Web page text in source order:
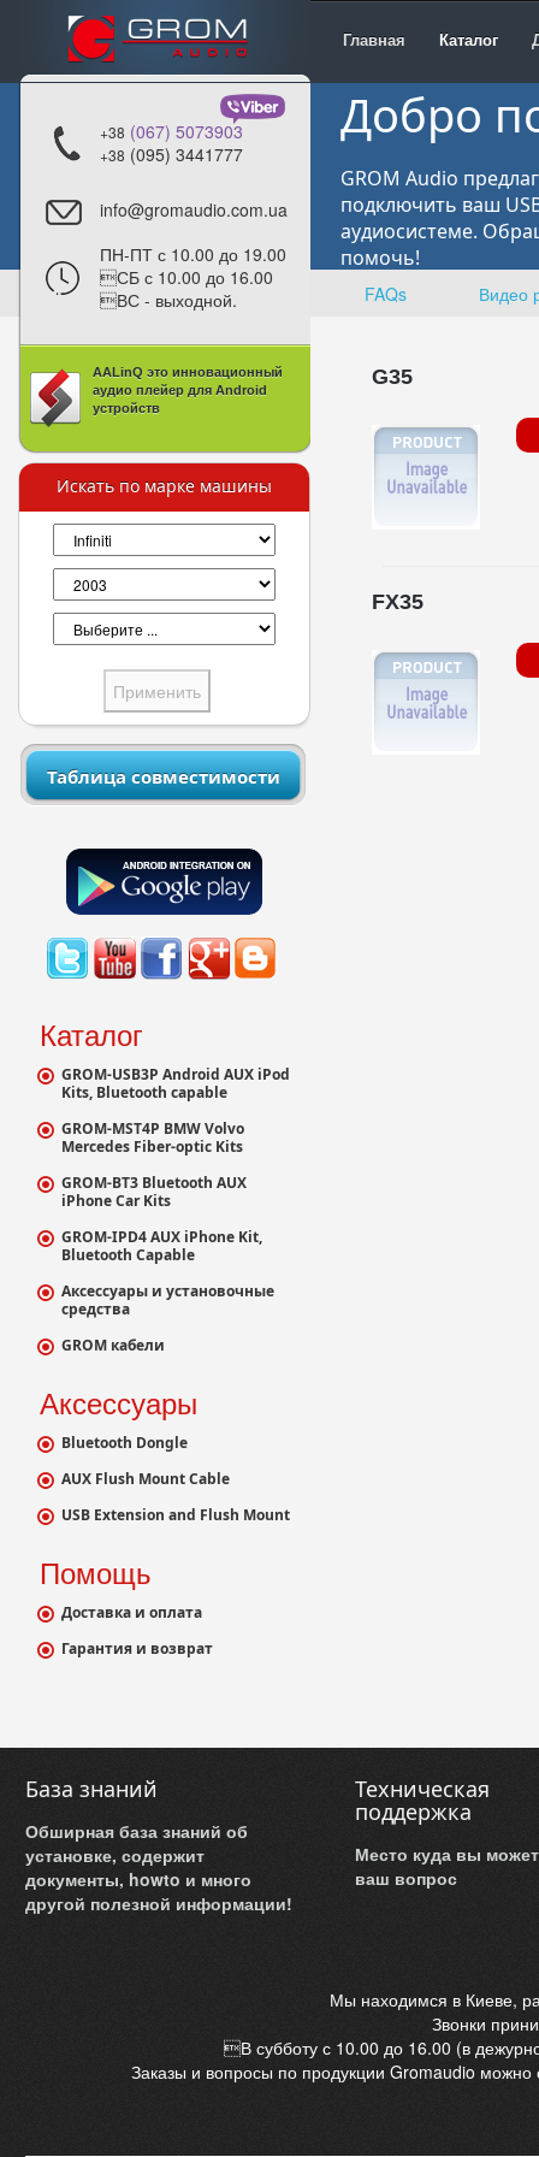
Главная Каталог
+38 (067) 5073903
+38 (095) 3441777
info@gromaudio.com.ua
ПН-ПТ с 10.00 до 19.00
СБ с 10.00 до 16.00
ВС - выходной.
AALinQ это инновационный
аудио плейер для Android
устройств
Искать по марке машины
Таблица совместимости
Каталог
GROM-USB3P Android AUX iPod
Kits, Bluetooth capable
GROM-MST4P BMW Volvo
Mercedes Fiber-optic Kits
GROM-BT3 Bluetooth AUX
iPhone Car Kits
GROM-IPD4 AUX iPhone Kit,
Bluetooth Capable
Аксессуары и установочные
средства
GROM кабели
Аксессуары
Bluetooth Dongle
AUX Flush Mount Cable
USB Extension and Flush Mount
Помощь
Доставка и оплата
Гарантия и возврат
Добро
GROM Audio
подключить ваш
аудиосистеме.
помочь!
FAQs Видео
G35
FX35
База знаний
Обширная база знаний об
установке, содержит
документы, howto и много
другой полезной информации!
Техническая
поддержка
Место куда вы
ваш вопрос
Мы находимся в Киеве,
Звонки
В субботу с 10.00 до 16.00 (в
Заказы и вопросы по продукции Gromaudio